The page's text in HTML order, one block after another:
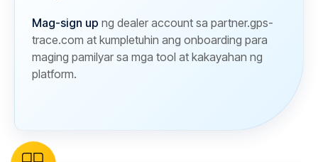
Mag-sign up ng dealer account sa partner.gps-
trace.com at kumpletuhin ang onboarding para
maging pamilyar sa mga tool at kakayahan ng
platform.